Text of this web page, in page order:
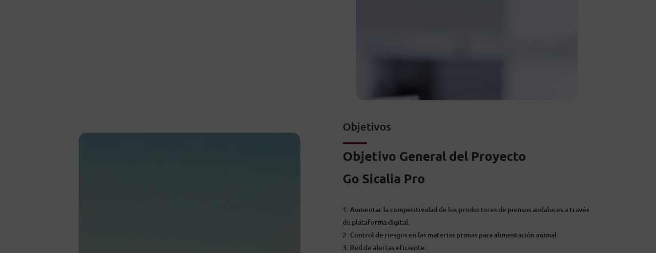
Objetivos
Objetivo General del Proyecto
Go Sicalia Pro
Aumentar la competitividad de los productores de piensos andaluces a través
de plataforma digital.
Control de riesgos en las materias primas para alimentación animal.
Red de alertas eficiente.